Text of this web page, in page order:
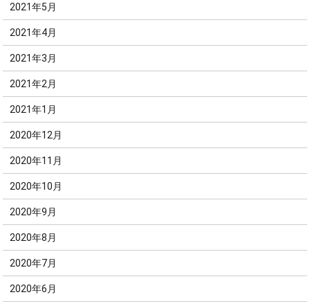
2021年5月
2021年4月
2021年3月
2021年2月
2021年1月
2020年12月
2020年11月
2020年10月
2020年9月
2020年8月
2020年7月
2020年6月